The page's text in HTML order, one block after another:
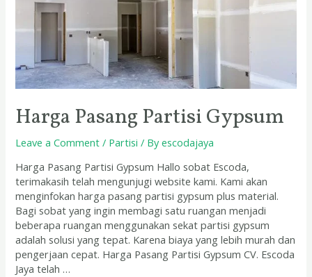
Harga Pasang Partisi Gypsum
Leave a Comment / Partisi / Byescodajaya
Harga Pasang Partisi Gypsum Hallo sobat Escoda,
terimakasih telah mengunjugi website kami. Kami akan
menginfokan harga pasang partisi gypsum plus material.
Bagi sobat yang ingin membagi satu ruangan menjadi
beberapa ruangan menggunakan sekat partisi gypsum
adalah solusi yang tepat. Karena biaya yang lebih murah dan
pengerjaan cepat. Harga Pasang Partisi Gypsum CV. Escoda
Jaya telah …